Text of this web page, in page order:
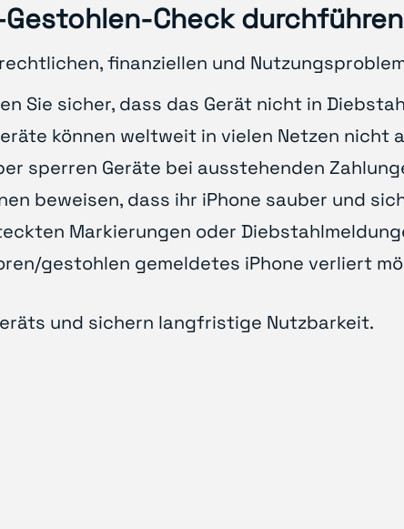
Check
finanziellen und
Sie sicher, dass das Gerät nicht in
können weltweit in vielen Netzen nicht
sperren Geräte bei ausstehenden
beweisen, dass ihr iPhone sauber und
Markierungen oder
gestohlen gemeldetes iPhone verliert
und sichern langfristige Nutzbarkeit.